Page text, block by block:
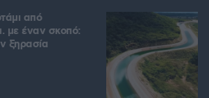
από
με έναν σκοπό:
ξηρασία